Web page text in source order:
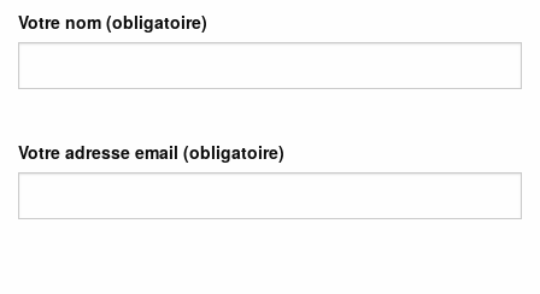
Votre nom (obligatoire)
Votre adresse email (obligatoire)